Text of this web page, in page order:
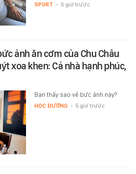
SPORT - 5 giờ trước
ảnh ăn cơm của Chu Châu
xoa khen: Cả nhà hạnh phúc,
Bạn thấy sao về bức ảnh này?
HỌC ĐƯỜNG - 5 giờ trước